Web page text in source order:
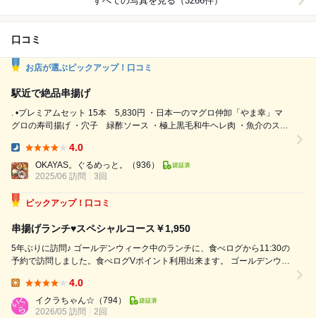
口コミ
お店が選ぶピックアップ！口コミ
駅近で絶品串揚げ
. •プレミアムセット 15本 5,830円 ・日本一のマグロ仲卸「やま幸」マ
グロの寿司揚げ ・穴子 緑酢ソース ・極上黒毛和牛ヘレ肉 ・魚介のスペ
のせ ・椎茸の肉詰め ・フォアグラ ・淡路島産の玉ねぎ ・グリーンカレー
クリームコロッケ ・京都の生麩 ・生ハムとバジルチーズ ・アスパラ ・選
べ...
4.0
OKAYAS。ぐるめっと。
（936）
2025/06 訪問
3回
ピックアップ！口コミ
串揚げランチ♥スペシャルコース￥1,950
5年ぶりに訪問♪ ゴールデンウィーク中のランチに、食べログから11:30の
予約で訪問しました。食べログVポイント利用出来ます。 ゴールデンウィ
4.0
イクラちゃん☆ （794）
2026/05 訪問
2回